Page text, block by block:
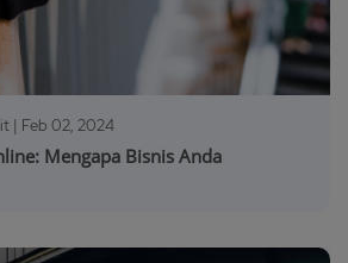
| Feb 02, 2024
Mengapa Bisnis Anda